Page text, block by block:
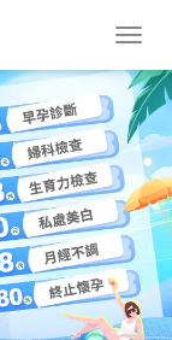
導
菜
單